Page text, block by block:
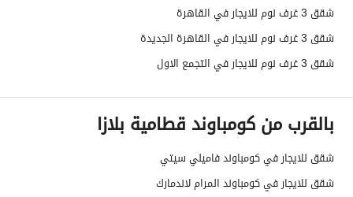
شقق 3 غرف نوم للايجار في القاهرة
شقق 3 غرف نوم للايجار في القاهرة الجديدة
شقق 3 غرف نوم للايجار في التجمع الاول
بالقرب من كومباوند قطامية بلازا
شقق للايجار في كومباوند فاميلي سيتي
شقق للايجار في كومباوند المرام لاندمارك